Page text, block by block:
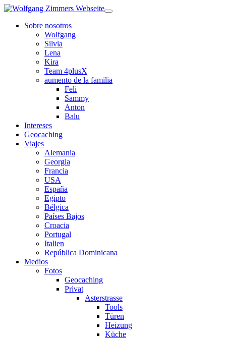
Sobre nosotros
Wolfgang
Silvia
Lena
Kira
Team 4plusX
aumento de la familia
Feli
Sammy
Anton
Balu
Intereses
Geocaching
Viajes
Alemania
Georgia
Francia
USA
España
Egipto
Bélgica
Países Bajos
Croacia
Portugal
Italien
República Dominicana
Medios
Fotos
Geocaching
Privat
Asterstrasse
Tools
Türen
Heizung
Küche